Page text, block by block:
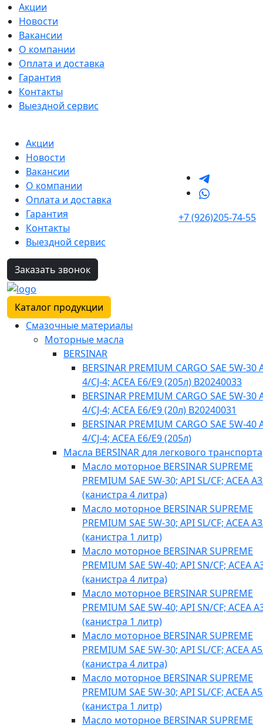
Акции
Новости
Вакансии
О компании
Оплата и доставка
Гарантия
Контакты
Выездной сервис
Акции
Новости
Вакансии
О компании
Оплата и доставка
Гарантия
Контакты
Выездной сервис
+7 (926)205-74-55
Заказать звонок
Каталог продукции
Смазочные материалы
Моторные масла
BERSINAR
BERSINAR PREMIUM CARGO SAE 5W-30
4/CJ-4; ACEA E6/E9 (205л) B20240033
BERSINAR PREMIUM CARGO SAE 5W-30
4/CJ-4; ACEA E6/E9 (20л) B20240031
BERSINAR PREMIUM CARGO SAE 5W-40
4/CJ-4; ACEA E6/E9 (205л)
Масла BERSINAR для легкового транспорта
Масло моторное BERSINAR SUPREME
PREMIUM SAE 5W-30; API SL/CF; ACEA
(канистра 4 литра)
Масло моторное BERSINAR SUPREME
PREMIUM SAE 5W-30; API SL/CF; ACEA
(канистра 1 литр)
Масло моторное BERSINAR SUPREME
PREMIUM SAE 5W-40; API SN/CF; ACEA
(канистра 4 литра)
Масло моторное BERSINAR SUPREME
PREMIUM SAE 5W-40; API SN/CF; ACEA
(канистра 1 литр)
Масло моторное BERSINAR SUPREME
PREMIUM SAE 5W-30; API SL/CF; ACEA
(канистра 4 литра)
Масло моторное BERSINAR SUPREME
PREMIUM SAE 5W-30; API SL/CF; ACEA
(канистра 1 литр)
Масло моторное BERSINAR SUPREME